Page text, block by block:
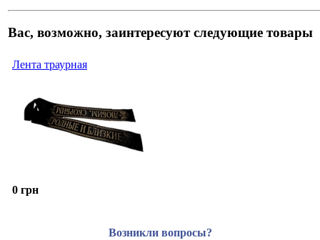
Вас, возможно, заинтересуют следующие товары
Лента траурная
0 грн
Возникли вопросы?